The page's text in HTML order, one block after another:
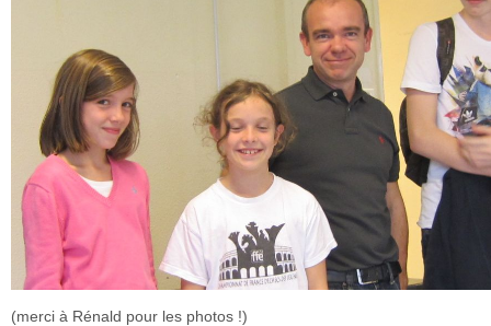
(merci à Rénald pour les photos !)